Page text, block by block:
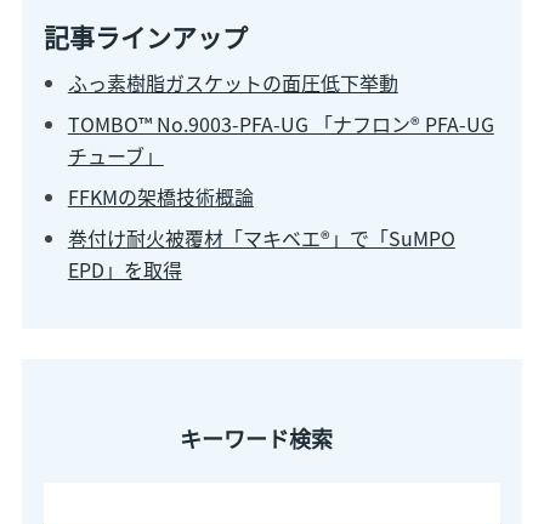
記事ラインアップ
ふっ素樹脂ガスケットの面圧低下挙動
TOMBO™ No.9003-PFA-UG 「ナフロン® PFA-UG
チューブ」
FFKMの架橋技術概論
巻付け耐火被覆材「マキベエ®」で「SuMPO
EPD」を取得
キーワード検索